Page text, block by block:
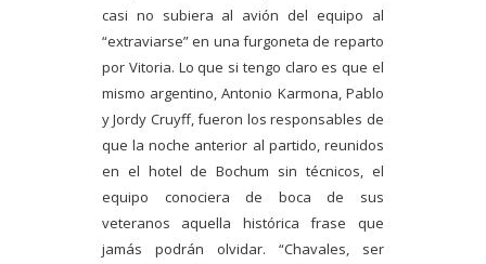
casi no subiera al avión del equipo al
“extraviarse” en una furgoneta de reparto
por Vitoria. Lo que si tengo claro es que el
mismo argentino, Antonio Karmona, Pablo
y Jordy Cruyff, fueron los responsables de
que la noche anterior al partido, reunidos
en el hotel de Bochum sin técnicos, el
equipo conociera de boca de sus
veteranos aquella histórica frase que
jamás podrán olvidar. “Chavales, ser